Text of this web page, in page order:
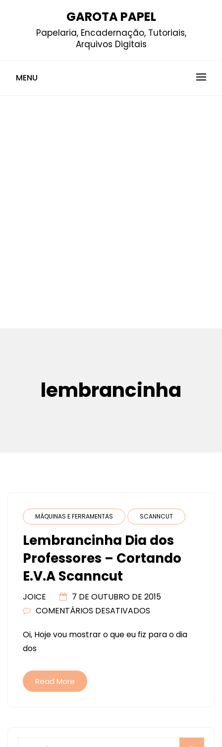
GAROTA PAPEL
Papelaria, Encadernação, Tutoriais,
Arquivos Digitais
MENU
lembrancinha
MÁQUINAS E FERRAMENTAS SCANNCUT
Lembrancinha Dia dos
Professores – Cortando
E.V.A Scanncut
JOICE
7 DE OUTUBRO DE 2015
COMENTÁRIOS DESATIVADOS
DIA
Oi, Hoje vou mostrar o que eu fiz para o dia
dos
Read More